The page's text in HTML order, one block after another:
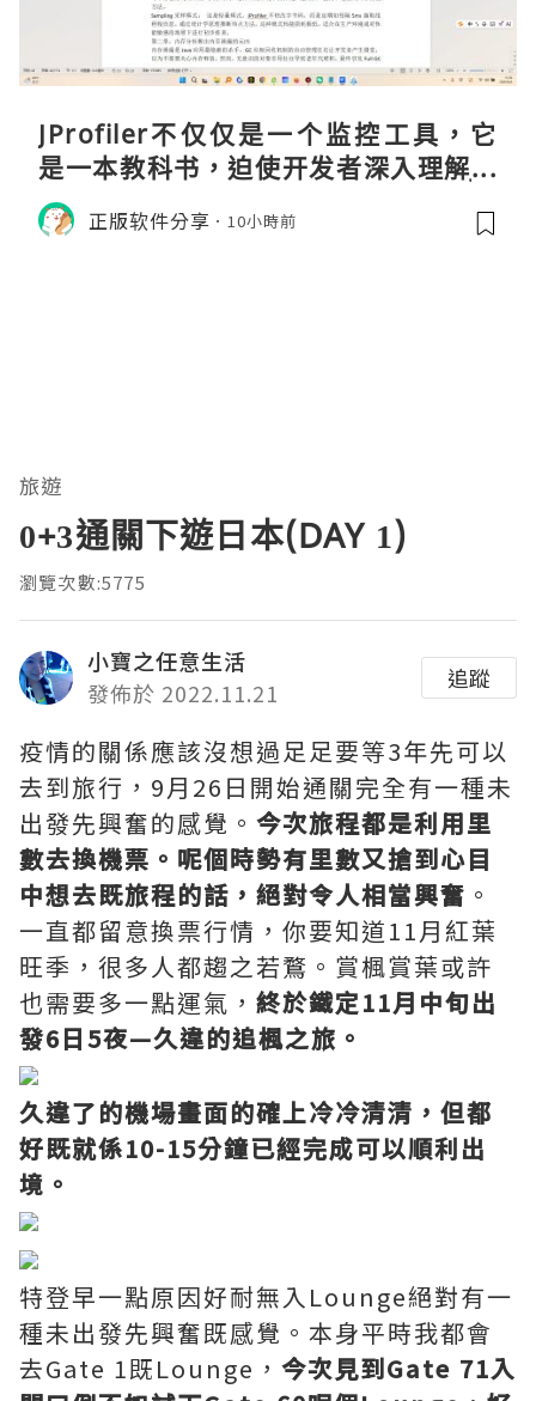
JProfiler不仅仅是一个监控工具，它
是一本教科书，迫使开发者深入理解JV
M的内存模型、垃圾回收机制和并发原
理。通过直观的可视化数据，它将抽象
正版软件分享 10小時前
旅遊
0+3通關下遊日本(DAY 1)
瀏覽次數:5775
小寶之任意生活
發佈於 2022.11.21
追蹤
疫情的關係應該沒想過足足要等3年先可以
去到旅行，9月26日開始通關完全有一種未
出發先興奮的感覺。 今次旅程都是利用里
數去換機票。呢個時勢有里數又搶到心目
中想去既旅程的話，絕對令人相當興奮 。
一直都留意換票行情，你要知道11月紅葉
旺季，很多人都趨之若鶩。賞楓賞葉或許
也需要多一點運氣， 終於鐵定11月中旬出
發6日5夜—久違的追楓之旅。
久違了的機場畫面的確上冷冷清清，但都
好既就係10-15分鐘已經完成可以順利出
境。
特登早一點原因好耐無入Lounge絕對有一
種未出發先興奮既感覺。本身平時我都會
去Gate 1既Lounge， 今次見到Gate 71入